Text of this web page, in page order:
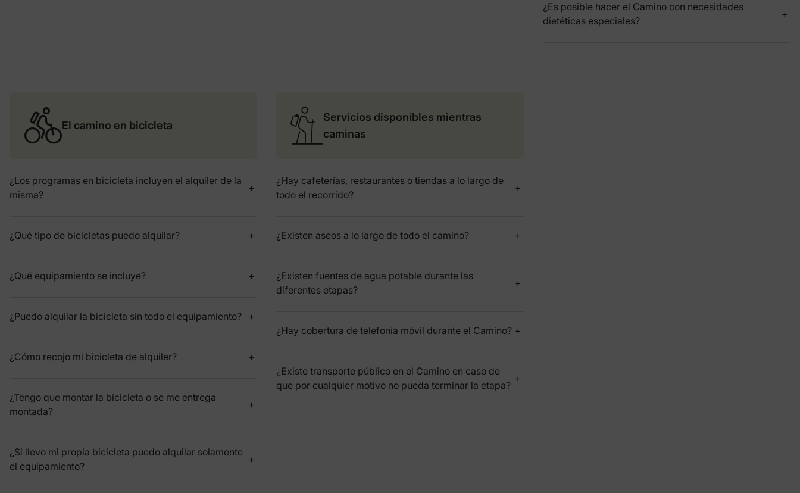
¿Es posible hacer el Camino con necesidades
dietéticas especiales?
El camino en bicicleta
¿Los programas en bicicleta incluyen el alquiler de la
misma?
¿Qué tipo de bicicletas puedo alquilar?
¿Qué equipamiento se incluye?
¿Puedo alquilar la bicicleta sin todo el equipamiento?
¿Cómo recojo mi bicicleta de alquiler?
¿Tengo que montar la bicicleta o se me entrega
montada?
¿Si llevo mi propia bicicleta puedo alquilar solamente
el equipamiento?
Servicios disponibles mientras
caminas
¿Hay cafeterías, restaurantes o tiendas a lo largo de
todo el recorrido?
¿Existen aseos a lo largo de todo el camino?
¿Existen fuentes de agua potable durante las
diferentes etapas?
¿Hay cobertura de telefonía móvil durante el Camino?
¿Existe transporte público en el Camino en caso de
que por cualquier motivo no pueda terminar la etapa?